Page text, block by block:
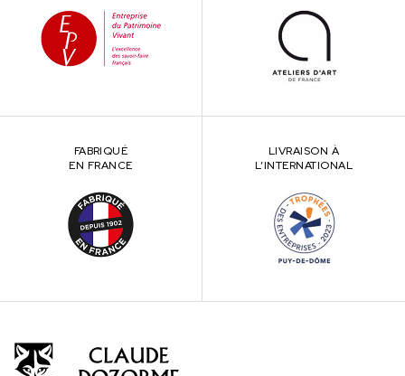
FABRIQUÉ
EN FRANCE
LIVRAISON À
L’INTERNATIONAL